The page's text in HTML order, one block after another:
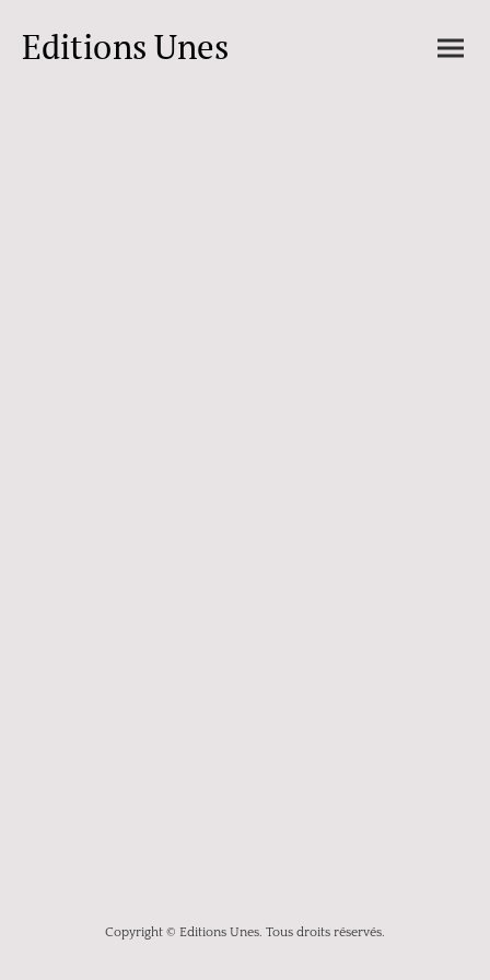
Editions Unes
Copyright © Editions Unes. Tous droits réservés.